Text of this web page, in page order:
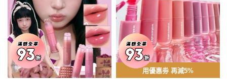
用優惠劵 再減5%